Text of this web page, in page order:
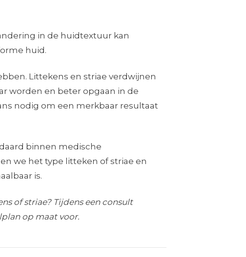
in de huidtextuur kan
huid.
Littekens en striae verdwijnen
worden en beter opgaan in de
nodig om een merkbaar resultaat
binnen medische
we het type litteken of striae en
is.
of striae? Tijdens een consult
op maat voor.